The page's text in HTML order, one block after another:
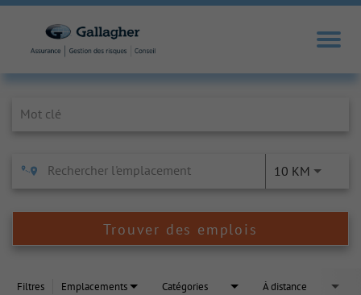
10 KM
Trouver des emplois
Filtres Emplacements Catégories À distance